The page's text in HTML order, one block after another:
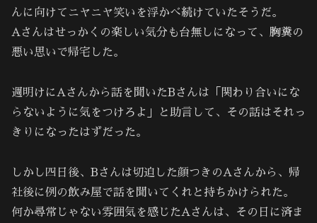
んに向けてニヤニヤ笑いを浮かべ続けていたそうだ。
Aさんはせっかくの楽しい気分も台無しになって、胸糞の
悪い思いで帰宅した。
週明けにAさんから話を聞いたBさんは「関わり合いにな
らないように気をつけろよ」と助言して、その話はそれっ
きりになったはずだった。
しかし四日後、Bさんは切迫した顔つきのAさんから、帰
社後に例の飲み屋で話を聞いてくれと持ちかけられた。
何か尋常じゃない雰囲気を感じたAさんは、その日に済ま